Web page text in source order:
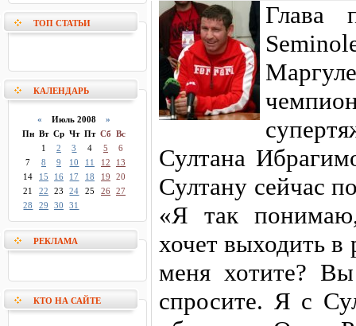
ТОП СТАТЬИ
КАЛЕНДАРЬ
« Июль 2008 »
Пн Вт Ср Чт Пт Сб Вс
1
2 3 4 5
6
7
8 9 10 11 12
13
14
15 16 17 18 19
20
21
22 23 24 25 26 27
28
29 30 31
РЕКЛАМА
КТО НА САЙТЕ
Глава
Султана
Султану сейчас
«Я так
хочет выходить в
меня хотите?
спросите. Я с